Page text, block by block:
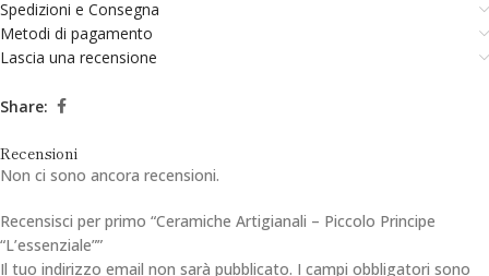
Spedizioni e Consegna
Metodi di pagamento
Lascia una recensione
Share:
Recensioni
Non ci sono ancora recensioni.
Recensisci per primo “Ceramiche Artigianali – Piccolo Principe
“L’essenziale””
Il tuo indirizzo email non sarà pubblicato. I campi obbligatori sono